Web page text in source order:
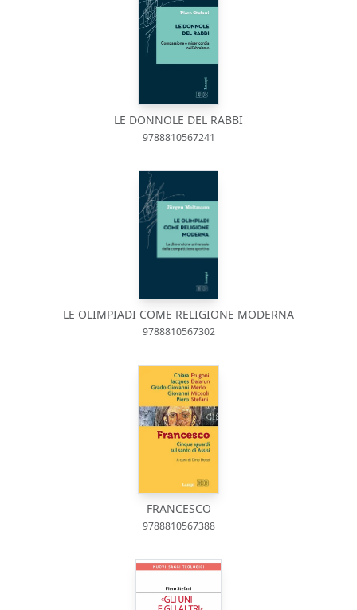
LE DONNOLE DEL RABBI
9788810567241
LE OLIMPIADI COME RELIGIONE MODERNA
9788810567302
FRANCESCO
9788810567388